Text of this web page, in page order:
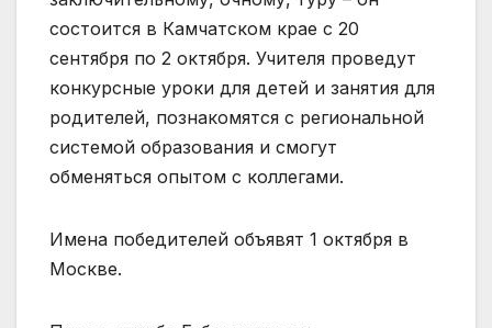
состоится в Камчатском крае с 20
сентября по 2 октября. Учителя проведут
конкурсные уроки для детей и занятия для
родителей, познакомятся с региональной
системой образования и смогут
обменяться опытом с коллегами.
Имена победителей объявят 1 октября в
Москве.